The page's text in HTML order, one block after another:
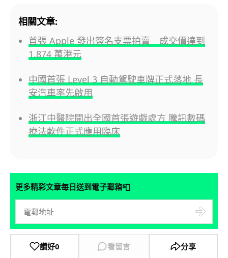
相關文章:
首張 Apple 發出簽名支票拍賣 成交價達到
1,874 萬港元
中國首張 Level 3 自動駕駛車牌正式落地 長
安汽車率先啟用
浙江中醫院開出全國首張遊戲處方 騰訊數碼
療法軟件正式應用臨床
更多精彩文章每日送到電子郵箱📮
讚好0 看留言 分享